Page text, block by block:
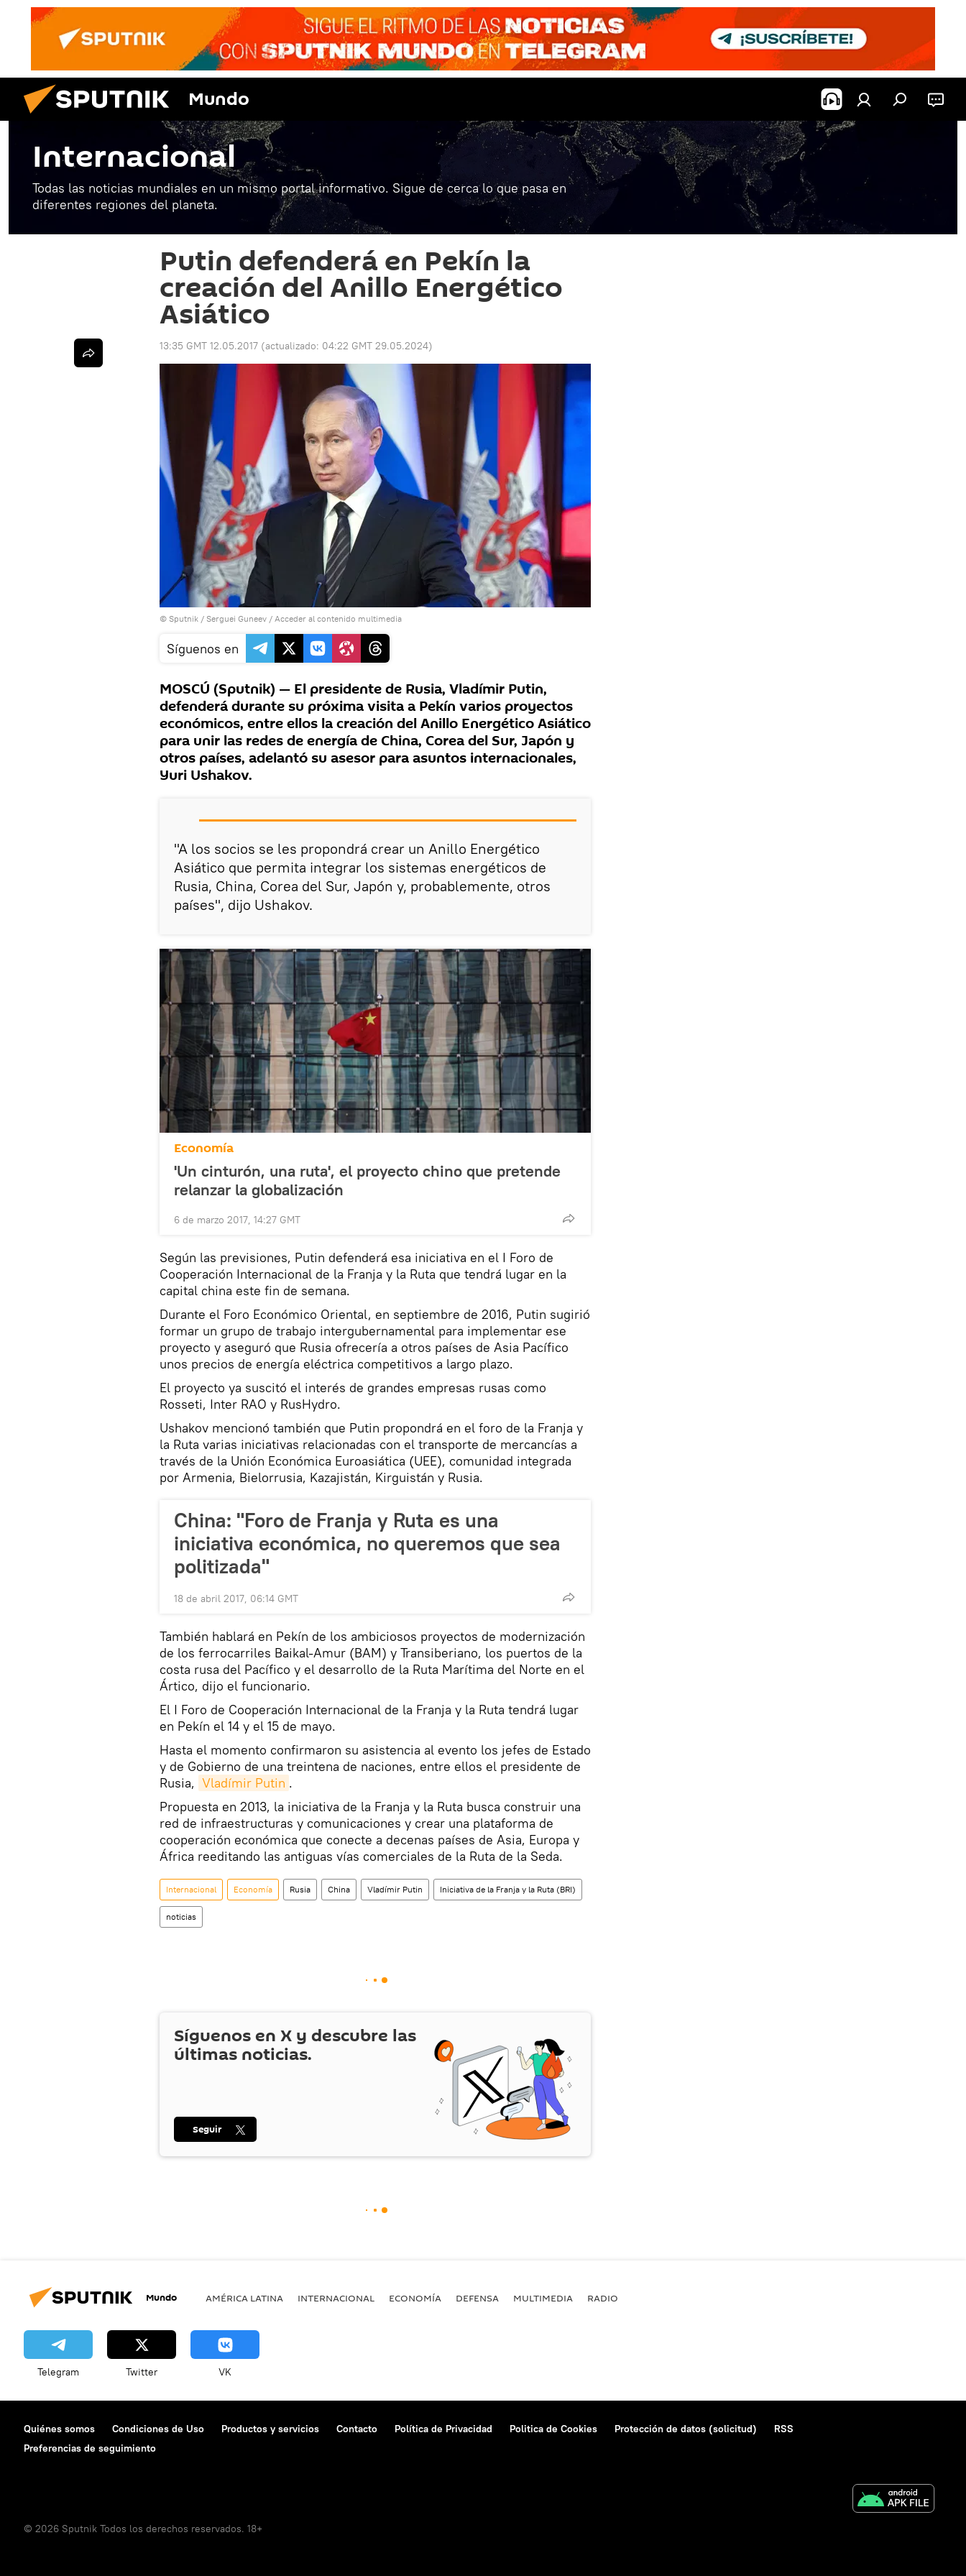
Mundo
Internacional
Todas las noticias mundiales en un mismo portal informativo. Sigue de cerca lo que pasa en
diferentes regiones del planeta.
Putin defenderá en Pekín la
creación del Anillo Energético
Asiático
13:35 GMT 12.05.2017 (actualizado: 04:22 GMT 29.05.2024)
© Sputnik / Serguei Guneev / Acceder al contenido multimedia
Síguenos en
MOSCÚ (Sputnik) — El presidente de Rusia, Vladímir Putin,
defenderá durante su próxima visita a Pekín varios proyectos
económicos, entre ellos la creación del Anillo Energético Asiático
para unir las redes de energía de China, Corea del Sur, Japón y
otros países, adelantó su asesor para asuntos internacionales,
Yuri Ushakov.
"A los socios se les propondrá crear un Anillo Energético
Asiático que permita integrar los sistemas energéticos de
Rusia, China, Corea del Sur, Japón y, probablemente, otros
países", dijo Ushakov.
Economía
'Un cinturón, una ruta', el proyecto chino que pretende
relanzar la globalización
6 de marzo 2017, 14:27 GMT
Según las previsiones, Putin defenderá esa iniciativa en el I Foro de
Cooperación Internacional de la Franja y la Ruta que tendrá lugar en la
capital china este fin de semana.
Durante el Foro Económico Oriental, en septiembre de 2016, Putin sugirió
formar un grupo de trabajo intergubernamental para implementar ese
proyecto y aseguró que Rusia ofrecería a otros países de Asia Pacífico
unos precios de energía eléctrica competitivos a largo plazo.
El proyecto ya suscitó el interés de grandes empresas rusas como
Rosseti, Inter RAO y RusHydro.
Ushakov mencionó también que Putin propondrá en el foro de la Franja y
la Ruta varias iniciativas relacionadas con el transporte de mercancías a
través de la Unión Económica Euroasiática (UEE), comunidad integrada
por Armenia, Bielorrusia, Kazajistán, Kirguistán y Rusia.
China: "Foro de Franja y Ruta es una
iniciativa económica, no queremos que sea
politizada"
18 de abril 2017, 06:14 GMT
También hablará en Pekín de los ambiciosos proyectos de modernización
de los ferrocarriles Baikal-Amur (BAM) y Transiberiano, los puertos de la
costa rusa del Pacífico y el desarrollo de la Ruta Marítima del Norte en el
Ártico, dijo el funcionario.
El I Foro de Cooperación Internacional de la Franja y la Ruta tendrá lugar
en Pekín el 14 y el 15 de mayo.
Hasta el momento confirmaron su asistencia al evento los jefes de Estado
y de Gobierno de una treintena de naciones, entre ellos el presidente de
Rusia, Vladímir Putin .
Propuesta en 2013, la iniciativa de la Franja y la Ruta busca construir una
red de infraestructuras y comunicaciones y crear una plataforma de
cooperación económica que conecte a decenas países de Asia, Europa y
África reeditando las antiguas vías comerciales de la Ruta de la Seda.
Internacional Economía Rusia China Vladímir Putin Iniciativa de la Franja y la Ruta (BRI)
noticias
Síguenos en X y descubre las
últimas noticias.
Seguir
Mundo AMÉRICA LATINA INTERNACIONAL ECONOMÍA DEFENSA MULTIMEDIA RADIO
Telegram Twitter VK
Quiénes somos Condiciones de Uso Productos y servicios Contacto Política de Privacidad Politica de Cookies Protección de datos (solicitud)
RSS
Preferencias de seguimiento
© 2026 Sputnik Todos los derechos reservados. 18+